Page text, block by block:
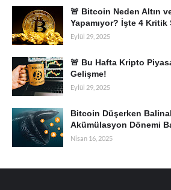
🚨 Bitcoin Neden Altın
Yapamıyor? İşte 4 Kritik
Eylül 29, 2025
🚨 Bu Hafta Kripto
Gelişme!
Eylül 29, 2025
Bitcoin Düşerken
Akümülasyon Dönemi
Nisan 16, 2025